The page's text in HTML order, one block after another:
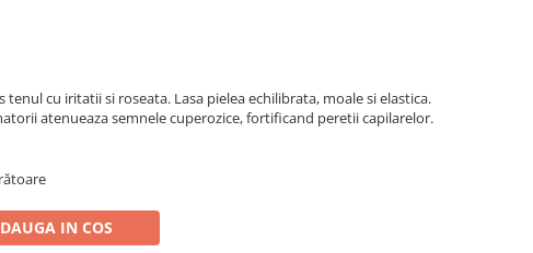
tenul cu iritatii si roseata. Lasa pielea echilibrata, moale si elastica.
atenueaza semnele cuperozice, fortificand peretii capilarelor.
IN COS